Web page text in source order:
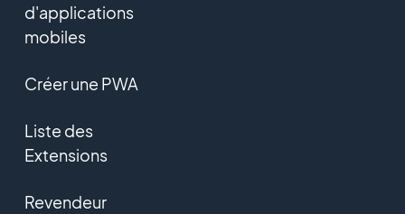
d'applications
mobiles
Créer une PWA
Liste des
Extensions
Revendeur